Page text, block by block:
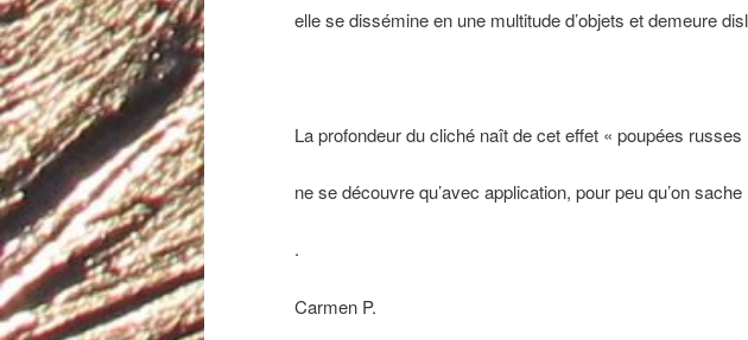
elle se dissémine en une multitude d’objets et demeure
La profondeur du cliché naît de cet effet « poupées
ne se découvre qu’avec application, pour peu qu’on
.
Carmen P.